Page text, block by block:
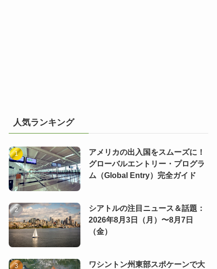
人気ランキング
アメリカの出入国をスムーズに！
グローバルエントリー・プログラ
ム（Global Entry）完全ガイド
シアトルの注目ニュース＆話題：
2026年8月3日（月）〜8月7日
（金）
ワシントン州東部スポケーンで大